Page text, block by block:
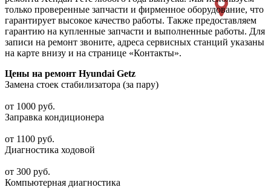
только проверенные запчасти и фирменное оборудование, что
гарантирует высокое качество работы. Также предоставляем
гарантию на купленные запчасти и выполненные работы. Для
записи на ремонт звоните, адреса сервисных станций указаны
на карте внизу и на странице «Контакты».
Цены на ремонт Hyundai Getz
Замена стоек стабилизатора (за пару)
от 1000 руб.
Заправка кондиционера
от 1100 руб.
Диагностика ходовой
от 300 руб.
Компьютерная диагностика